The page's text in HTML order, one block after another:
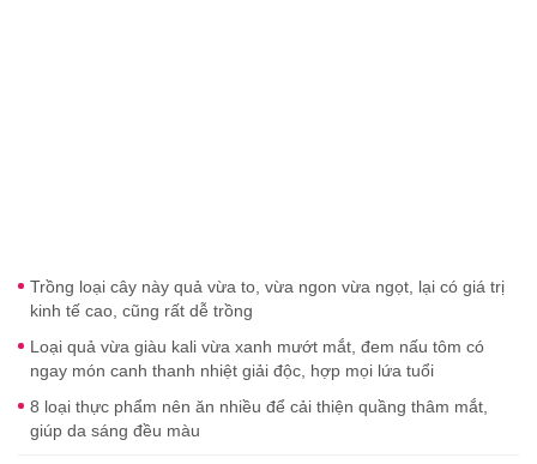
Trồng loại cây này quả vừa to, vừa ngon vừa ngọt, lại có giá trị
kinh tế cao, cũng rất dễ trồng
Loại quả vừa giàu kali vừa xanh mướt mắt, đem nấu tôm có
ngay món canh thanh nhiệt giải độc, hợp mọi lứa tuổi
8 loại thực phẩm nên ăn nhiều để cải thiện quầng thâm mắt,
giúp da sáng đều màu